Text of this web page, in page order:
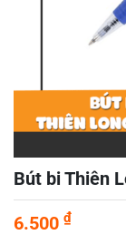
Bút bi Thiên
6.500 ₫